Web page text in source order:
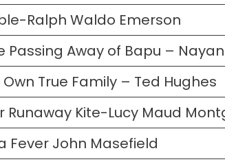
Ralph Waldo Emerson
Passing Away of Bapu –
Own True Family – Ted Hughes
Runaway Kite-Lucy Maud
Fever John Masefield